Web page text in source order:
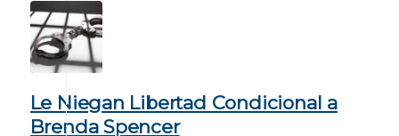
Le Niegan Libertad Condicional a
Brenda Spencer